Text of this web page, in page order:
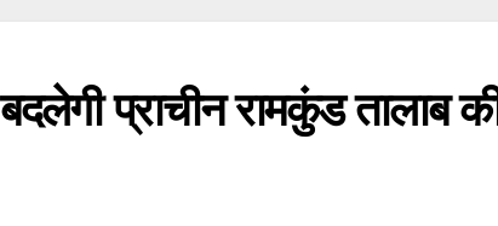
प्राचीन रामकुंड तालाब